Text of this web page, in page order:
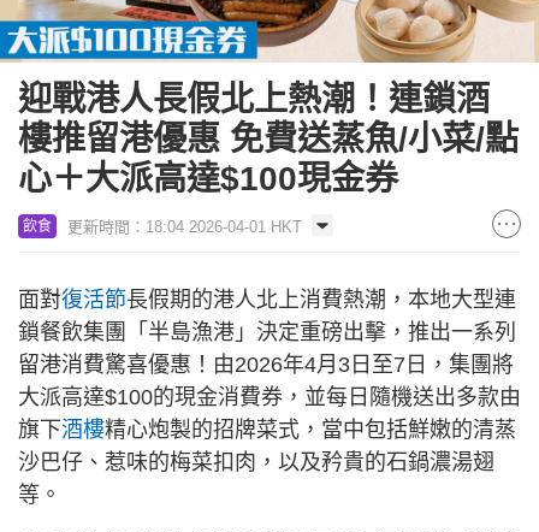
迎戰港人長假北上熱潮！連鎖酒
樓推留港優惠 免費送蒸魚/小菜/點
心＋大派高達$100現金券
飲食 更新時間：18:04 2026-04-01 HKT
面對復活節長假期的港人北上消費熱潮，本地大型連
鎖餐飲集團「半島漁港」決定重磅出擊，推出一系列
留港消費驚喜優惠！由2026年4月3日至7日，集團將
大派高達$100的現金消費券，並每日隨機送出多款由
旗下酒樓精心炮製的招牌菜式，當中包括鮮嫩的清蒸
沙巴仔、惹味的梅菜扣肉，以及矜貴的石鍋濃湯翅
等。